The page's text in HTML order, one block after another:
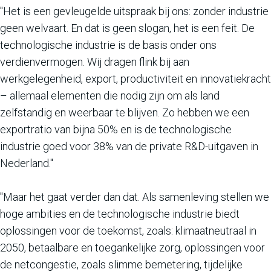
"Het is een gevleugelde uitspraak bij ons: zonder industrie
geen welvaart. En dat is geen slogan, het is een feit. De
technologische industrie is de basis onder ons
verdienvermogen. Wij dragen flink bij aan
werkgelegenheid, export, productiviteit en innovatiekracht
– allemaal elementen die nodig zijn om als land
zelfstandig en weerbaar te blijven. Zo hebben we een
exportratio van bijna 50% en is de technologische
industrie goed voor 38% van de private R&D-uitgaven in
Nederland."
"Maar het gaat verder dan dat. Als samenleving stellen we
hoge ambities en de technologische industrie biedt
oplossingen voor de toekomst, zoals: klimaatneutraal in
2050, betaalbare en toegankelijke zorg, oplossingen voor
de netcongestie, zoals slimme bemetering, tijdelijke